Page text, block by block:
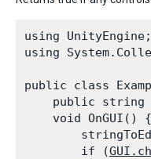
using UnityEngine;
using
public class
public string
    void OnGUI() {
        if (